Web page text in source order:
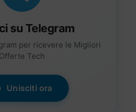
su Telegram
per ricevere le Migliori
Offerte Tech
Unisciti ora